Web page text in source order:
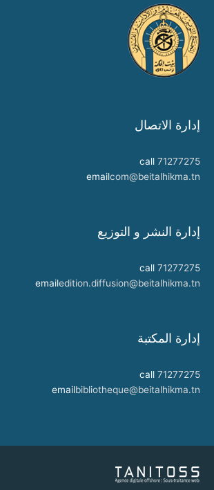
إدارة الاتصال
call 71277275
emailcom@beitalhikma.tn
إدارة النشر و التوزيع
call 71277275
emailedition.diffusion@beitalhikma.tn
إدارة المكتبة
call 71277275
emailbibliotheque@beitalhikma.tn